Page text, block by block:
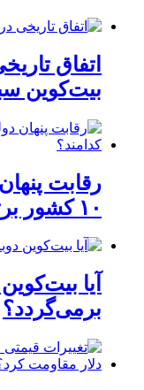
اتفاق
بیت‌کوین
رقابت
۱۰ کشور برتر کدامند؟
برمی‌گردد؟